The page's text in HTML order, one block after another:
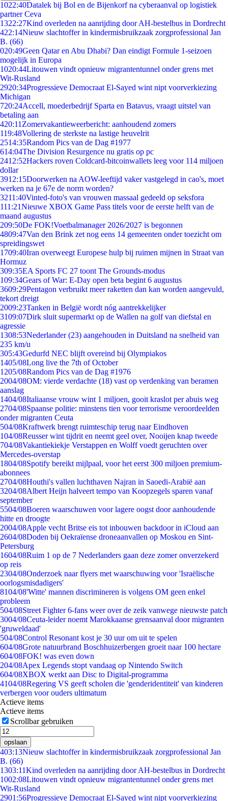
1022:40Datalek bij Bol en de Bijenkorf na cyberaanval op logistiek
partner Ceva
1322:27Kind overleden na aanrijding door AH-bestelbus in Dordrecht
422:14Nieuw slachtoffer in kindermisbruikzaak zorgprofessional Jan
B. (66)
020:49Geen Qatar en Abu Dhabi? Dan eindigt Formule 1-seizoen
mogelijk in Europa
1020:44Litouwen vindt opnieuw migrantentunnel onder grens met
Wit-Rusland
2920:34Progressieve Democraat El-Sayed wint nipt voorverkiezing
Michigan
720:24Accell, moederbedrijf Sparta en Batavus, vraagt uitstel van
betaling aan
420:11 Zomervakantieweerbericht: aanhoudend zomers
119:48Vollering de sterkste na lastige heuvelrit
2514:35Random Pics van de Dag #1977
614:04The Division Resurgence nu gratis op pc
2412:52Hackers roven Coldcard-bitcoinwallets leeg voor 114 miljoen
dollar
3912:15Doorwerken na AOW-leeftijd vaker vastgelegd in cao's, moet
werken na je 67e de norm worden?
3211:40Vinted-foto's van vrouwen massaal gedeeld op seksfora
111:21Nieuwe XBOX Game Pass titels voor de eerste helft van de
maand augustus
209:50De FOK!Voetbalmanager 2026/2027 is begonnen
4809:47Van den Brink zet nog eens 14 gemeenten onder toezicht om
spreidingswet
1709:40Iran overweegt Europese hulp bij ruimen mijnen in Straat van
Hormuz
309:35EA Sports FC 27 toont The Grounds-modus
109:34Gears of War: E-Day open beta begint 6 augustus
3609:29Pentagon verbruikt meer raketten dan kan worden aangevuld,
tekort dreigt
2009:23Tanken in België wordt nóg aantrekkelijker
3109:07Dirk sluit supermarkt op de Wallen na golf van diefstal en
agressie
1308:53Nederlander (23) aangehouden in Duitsland na snelheid van
235 km/u
305:43Gedurfd NEC blijft overeind bij Olympiakos
1405/08Long live the 7th of October
1205/08Random Pics van de Dag #1976
2004/08OM: vierde verdachte (18) vast op verdenking van beramen
aanslag
1404/08Italiaanse vrouw wint 1 miljoen, gooit kraslot per abuis weg
2704/08Spaanse politie: minstens tien voor terrorisme veroordeelden
onder migranten Ceuta
504/08Kraftwerk brengt ruimteschip terug naar Eindhoven
104/08Reusser wint tijdrit en neemt geel over, Nooijen knap tweede
704/08Vakantiekiekje Verstappen en Wolff voedt geruchten over
Mercedes-overstap
1804/08Spotify bereikt mijlpaal, voor het eerst 300 miljoen premium-
abonnees
2704/08Houthi's vallen luchthaven Najran in Saoedi-Arabië aan
3204/08Albert Heijn halveert tempo van Koopzegels sparen vanaf
september
5504/08Boeren waarschuwen voor lagere oogst door aanhoudende
hitte en droogte
2004/08Apple vecht Britse eis tot inbouwen backdoor in iCloud aan
2604/08Doden bij Oekraïense droneaanvallen op Moskou en Sint-
Petersburg
1604/08Ruim 1 op de 7 Nederlanders gaan deze zomer onverzekerd
op reis
2304/08Onderzoek naar flyers met waarschuwing voor 'Israëlische
oorlogsmisdadigers'
8104/08'Witte' mannen discrimineren is volgens OM geen enkel
probleem
504/08Street Fighter 6-fans weer over de zeik vanwege nieuwste patch
3004/08Ceuta-leider noemt Marokkaanse grensaanval door migranten
'gruweldaad'
504/08Control Resonant kost je 30 uur om uit te spelen
604/08Grote natuurbrand Boschhuizerbergen groeit naar 100 hectare
604/08FOK! was even down
204/08Apex Legends stopt vandaag op Nintendo Switch
604/08XBOX werkt aan Disc to Digital-programma
4104/08Regering VS geeft scholen die 'genderidentiteit' van kinderen
verbergen voor ouders ultimatum
Actieve items
Actieve items
Scrollbar gebruiken
opslaan
403:13Nieuw slachtoffer in kindermisbruikzaak zorgprofessional Jan
B. (66)
1303:11Kind overleden na aanrijding door AH-bestelbus in Dordrecht
1002:08Litouwen vindt opnieuw migrantentunnel onder grens met
Wit-Rusland
2901:56Progressieve Democraat El-Sayed wint nipt voorverkiezing